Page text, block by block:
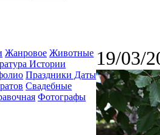
Жанровое Животные
Истории
Праздники Даты
Свадебные
Фотографы
19/03/